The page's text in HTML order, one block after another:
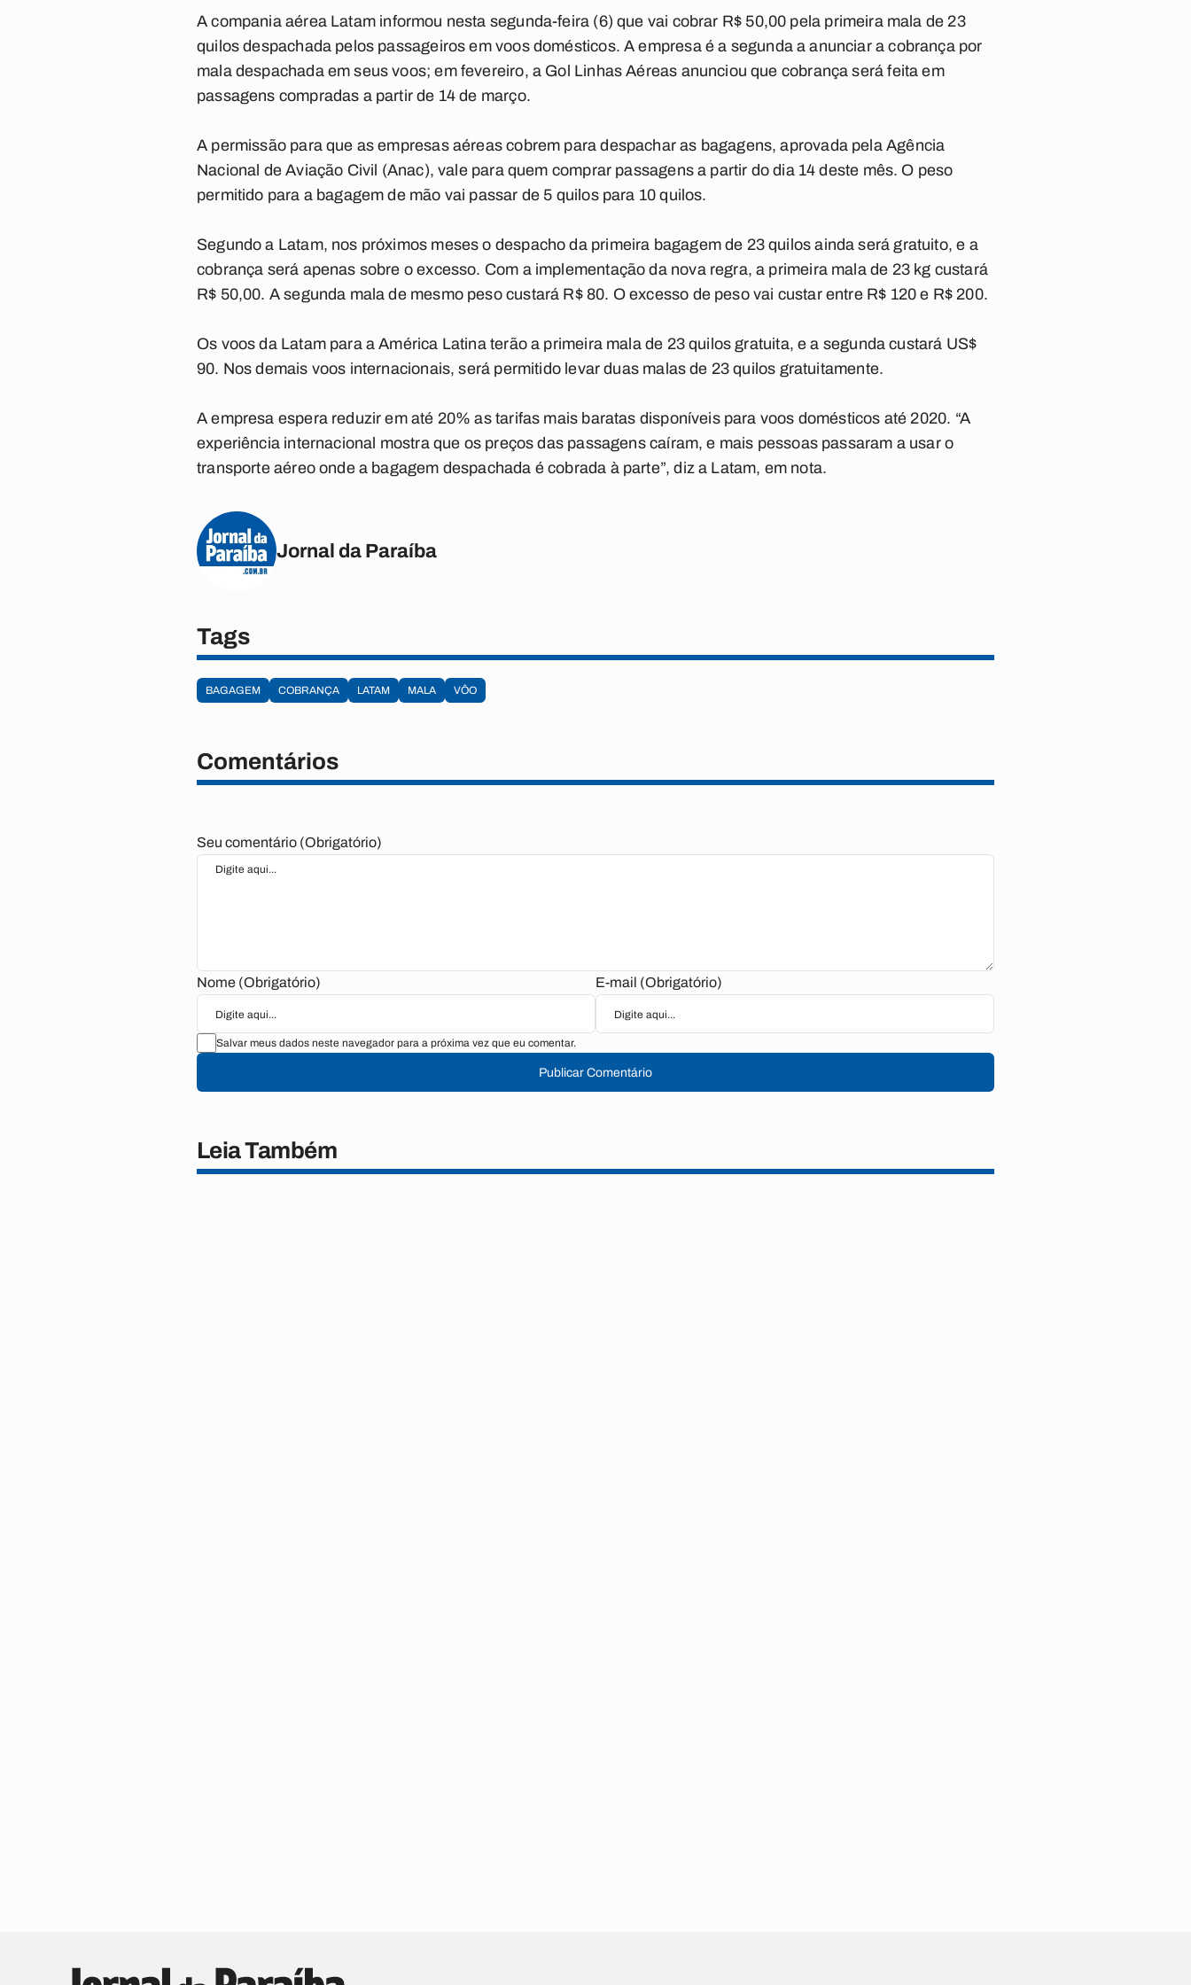
A compania aérea Latam informou nesta segunda-feira (6) que vai cobrar R$ 50,00 pela primeira mala de 23
quilos despachada pelos passageiros em voos domésticos. A empresa é a segunda a anunciar a cobrança por
mala despachada em seus voos; em fevereiro, a Gol Linhas Aéreas anunciou que cobrança será feita em
passagens compradas a partir de 14 de março.
A permissão para que as empresas aéreas cobrem para despachar as bagagens, aprovada pela Agência
Nacional de Aviação Civil (Anac), vale para quem comprar passagens a partir do dia 14 deste mês. O peso
permitido para a bagagem de mão vai passar de 5 quilos para 10 quilos.
Segundo a Latam, nos próximos meses o despacho da primeira bagagem de 23 quilos ainda será gratuito, e a
cobrança será apenas sobre o excesso. Com a implementação da nova regra, a primeira mala de 23 kg custará
R$ 50,00. A segunda mala de mesmo peso custará R$ 80. O excesso de peso vai custar entre R$ 120 e R$ 200.
Os voos da Latam para a América Latina terão a primeira mala de 23 quilos gratuita, e a segunda custará US$
90. Nos demais voos internacionais, será permitido levar duas malas de 23 quilos gratuitamente.
A empresa espera reduzir em até 20% as tarifas mais baratas disponíveis para voos domésticos até 2020. “A
experiência internacional mostra que os preços das passagens caíram, e mais pessoas passaram a usar o
transporte aéreo onde a bagagem despachada é cobrada à parte”, diz a Latam, em nota.
Jornal da Paraíba
Tags
BAGAGEM COBRANÇA LATAM MALA VÔO
Comentários
Seu comentário (Obrigatório)
Nome (Obrigatório) E-mail (Obrigatório)
Salvar meus dados neste navegador para a próxima vez que eu comentar.
Publicar Comentário
Leia Também